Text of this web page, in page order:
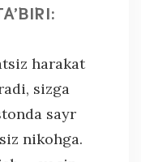
harakat
sizga
sayr
nikohga.